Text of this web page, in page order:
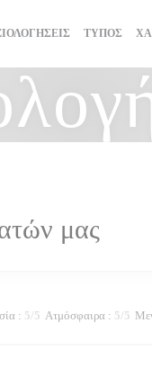
ΤΎΠΟΣ
μας
: 5/5 Ατμόσφαιρα: 5/5